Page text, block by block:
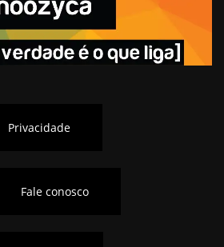
Privacidade
Fale conosco